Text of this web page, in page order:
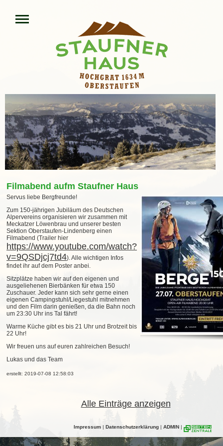
Filmabend aufm Staufner Haus
Servus liebe Bergfreunde!
Zum 150-jährigen Jubiläum des Deutschen
Alpervereins organisieren wir zusammen mit
Meckatzer Löwenbrau und unserer besten
Sektion Oberstaufen-Lindenberg einen
Filmabend (Trailer hier
https://www.youtube.com/watch?
v=9QSDjcj7td4). Alle wichtigen Infos
findet ihr auf dem Poster anbei.
Sitzplätze haben wir auf den eigenen und
ausgeliehenen Bierbänken für etwa 150
Zuschauer. Jeder kann sich sehr gerne einen
eigenen Campingstuhl/Liegestuhl mitnehmen
und den Film darin genießen, da die Bahn noch
um 23:30 Uhr ins Tal fährt!
Warme Küche gibt es bis 21 Uhr und Brotzeit bis
22 Uhr!
Wir freuen uns auf euren zahlreichen Besuch!
Lukas und das Team
erstellt: 2019-07-08 12:58:03
Alle Einträge anzeigen
Impressum | Datenschutzerklärung | ADMIN |